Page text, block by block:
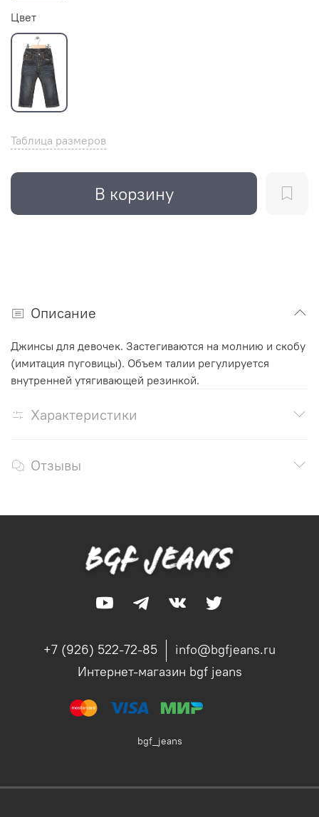
Таблица размеров
В корзину
Цвет
Описание
Джинсы для девочек. Застегиваются на молнию и скобу
(имитация пуговицы). Объем талии регулируется
внутренней утягивающей резинкой.
Характеристики
Отзывы
+7 (926) 522-72-85
info@bgfjeans.ru
Интернет-магазин bgf jeans
bgf_jeans